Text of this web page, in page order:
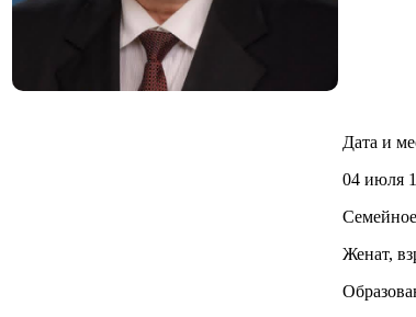
Дата и
04 июля
Женат,